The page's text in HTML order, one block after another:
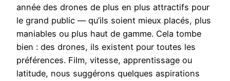
année des drones de plus en plus attractifs pour
le grand public — qu’ils soient mieux placés, plus
maniables ou plus haut de gamme. Cela tombe
bien : des drones, ils existent pour toutes les
préférences. Film, vitesse, apprentissage ou
latitude, nous suggérons quelques aspirations